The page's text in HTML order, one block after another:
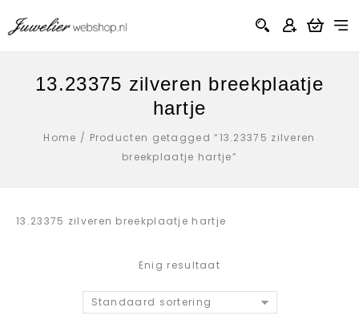
13.23375 zilveren breekplaatje
hartje
Home / Producten getagged “13.23375 zilveren
breekplaatje hartje”
13.23375 zilveren breekplaatje hartje
Enig resultaat
Standaard sortering